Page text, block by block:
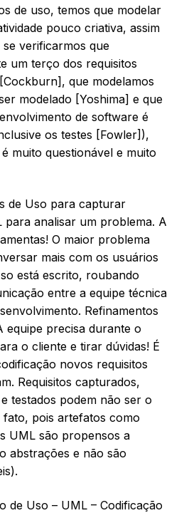
de uso, temos que modelar
pouco criativa, assim
verificarmos que
um terço dos requisitos
que modelamos
modelado [Yoshima] e que
de software é
os testes [Fowler]),
muito questionável e muito
de Uso para capturar
para analisar um problema. A
O maior problema
mais com os usuários
está escrito, roubando
entre a equipe técnica
Refinamentos
equipe precisa durante o
o cliente e tirar dúvidas! É
novos requisitos
Requisitos capturados,
testados podem não ser o
pois artefatos como
UML são propensos a
abstrações e não são
de Uso – UML – Codificação